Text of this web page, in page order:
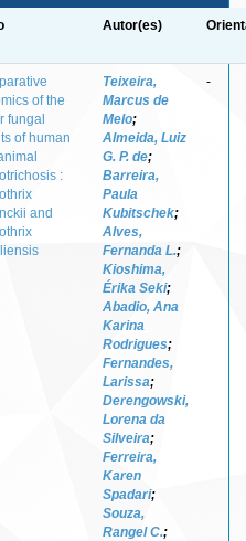
Autor(es)
of the
fungal
of human
:
and
Teixeira,
Marcus de
Melo;
Almeida, Luiz
G. P. de;
Barreira,
Paula
Kubitschek;
Alves,
Fernanda L.;
Kioshima,
Érika Seki;
Abadio, Ana
Karina
Rodrigues;
Fernandes,
Larissa;
Derengowski,
Lorena da
Silveira;
Ferreira,
Karen
Spadari;
Souza,
Rangel C.;
-